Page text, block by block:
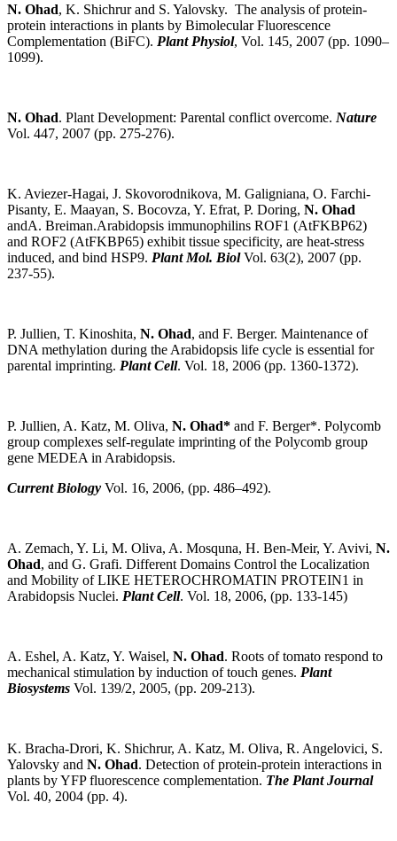
N. Ohad, K. Shichrur and S. Yalovsky. The analysis of protein-
protein interactions in plants by Bimolecular Fluorescence
Complementation (BiFC). Plant Physiol, Vol. 145, 2007 (pp. 1090–
1099).
N. Ohad. Plant Development: Parental conflict overcome. Nature
Vol. 447, 2007 (pp. 275-276).
K. Aviezer-Hagai, J. Skovorodnikova, M. Galigniana, O. Farchi-
Pisanty, E. Maayan, S. Bocovza, Y. Efrat, P. Doring, N. Ohad
andA. Breiman.Arabidopsis immunophilins ROF1 (AtFKBP62)
and ROF2 (AtFKBP65) exhibit tissue specificity, are heat-stress
induced, and bind HSP9. Plant Mol. BiolVol. 63(2), 2007 (pp.
237-55).
P. Jullien, T. Kinoshita, N. Ohad, and F. Berger. Maintenance of
DNA methylation during the Arabidopsis life cycle is essential for
parental imprinting. Plant Cell. Vol. 18, 2006 (pp. 1360-1372).
P. Jullien, A. Katz, M. Oliva, N. Ohad* and F. Berger*. Polycomb
group complexes self-regulate imprinting of the Polycomb group
gene MEDEA in Arabidopsis.
Current Biology Vol. 16, 2006, (pp. 486–492).
A. Zemach, Y. Li, M. Oliva, A. Mosquna, H. Ben-Meir, Y. Avivi, N.
Ohad, and G. Grafi. Different Domains Control the Localization
and Mobility of LIKE HETEROCHROMATIN PROTEIN1 in
Arabidopsis Nuclei. Plant Cell. Vol. 18, 2006, (pp. 133-145)
A. Eshel, A. Katz, Y. Waisel, N. Ohad. Roots of tomato respond to
mechanical stimulation by induction of touch genes. Plant
Biosystems Vol. 139/2, 2005, (pp. 209-213).
K. Bracha-Drori, K. Shichrur, A. Katz, M. Oliva, R. Angelovici, S.
Yalovsky and N. Ohad. Detection of protein-protein interactions in
plants by YFP fluorescence complementation. The Plant Journal
Vol. 40, 2004 (pp. 4).